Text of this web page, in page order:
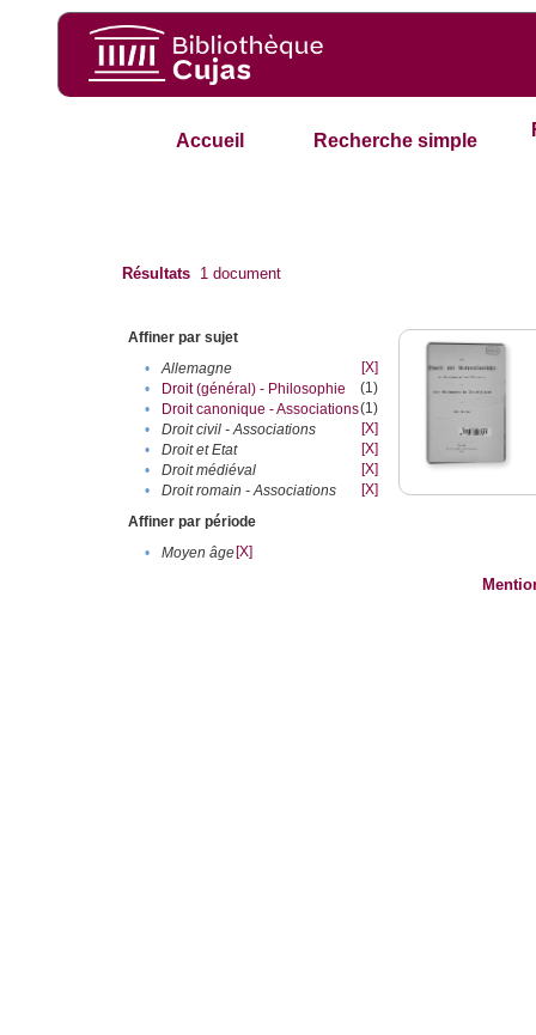
Accueil Recherche simple
Résultats 1 document
Affiner par sujet
•
Allemagne
[X]
•
Droit (général) - Philosophie
(1)
•
Droit canonique - Associations(1)
•
Droit civil - Associations
[X]
•
Droit et Etat
[X]
•
Droit médiéval
[X]
•
Droit romain - Associations
[X]
Affiner par période
•
Moyen âge[X]